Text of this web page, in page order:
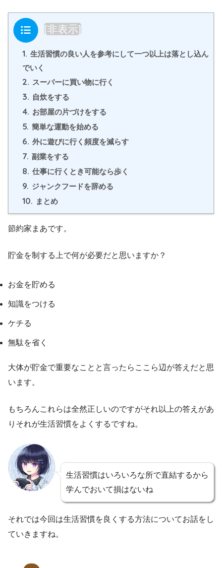
目次 [非表示]
1. 生活習慣の良い人を参考にして一つ以上は落とし込ん
でいく
2. スーパーに買い物に行く
3. 自炊をする
4. お部屋の片づけをする
5. 簡単な運動を始める
6. 外に遊びに行く頻度を減らす
7. 副業をする
8. 仕事に行くとき可能なら歩く
9. ジャンクフードを辞める
10. まとめ
節約家まあです。
貯金を制する上で何が必要だと思いますか？
お金を貯める
知識をつける
ケチる
無駄を省く
大体が貯金で重要なことと言ったらここら辺が答えだと思
います。
もちろんこれらは全然正しいのですがそれ以上の答えがあ
りそれが生活習慣をよくするですね。
生活習慣はいろいろな所で直結するから
学んでおいて損はないね
それでは今回は生活習慣を良くする方法についてお話をし
ていきますね。